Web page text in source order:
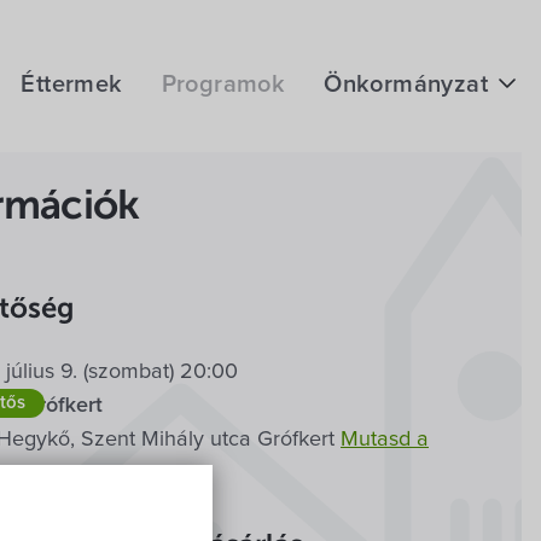
Éttermek Programok Önkormányzat
Közoktatási Intézmények
Koncert
9. (szombat) 20:00
grófkert
Szent Mihály utca Grófkert Mutasd a